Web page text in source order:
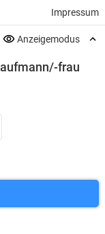
Impressum
Anzeigemodus
frau